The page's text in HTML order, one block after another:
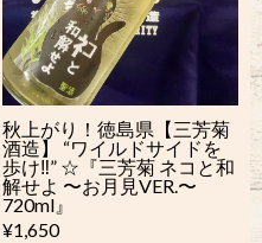
秋上がり！徳島県【三芳菊
酒造】 “ワイルドサイドを
歩け‼︎” ☆『三芳菊 ネコと和
解せよ 〜お月見VER.〜
720ml』
¥1,650